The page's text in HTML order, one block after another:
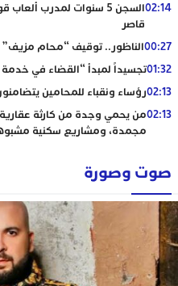
02:14
السجن 5 سنوات لمدرب
قاصر
00:27الناظور.. توقيف “محام
01:32تجسيداً لمبدأ “القضاء في خدمة
02:13رؤساء ونقباء للمحامين
02:13من يحمي وجدة من كارثة
مجمدة، ومشاريع سكنية
صوت وصورة